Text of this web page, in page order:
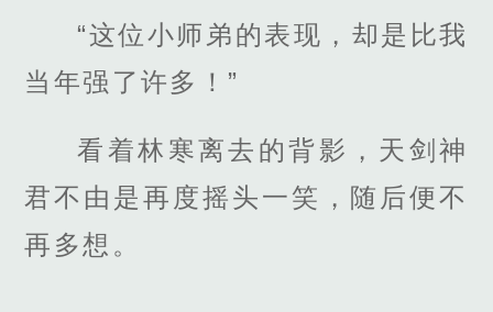
“这位小师弟的表现，却是比我
当年强了许多！”
看着林寒离去的背影，天剑神
君不由是再度摇头一笑，随后便不
再多想。